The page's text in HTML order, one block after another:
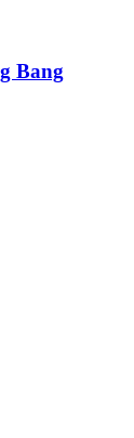
Bang